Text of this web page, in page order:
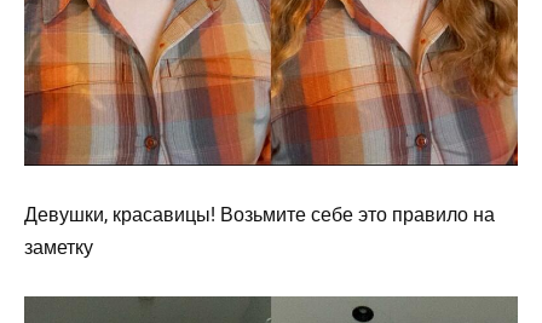
Девушки, красавицы! Возьмите себе это правило на
заметку